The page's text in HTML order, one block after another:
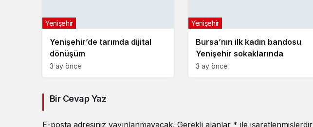
Yenişehir’de tarımda dijital
dönüşüm
Yenişehir
3 ay önce
Bursa’nın ilk kadın bandosu
Yenişehir sokaklarında
Yenişehir
3 ay önce
Bir Cevap Yaz
E-posta adresiniz yayınlanmayacak. Gerekli alanlar * ile işaretlenmişlerdir